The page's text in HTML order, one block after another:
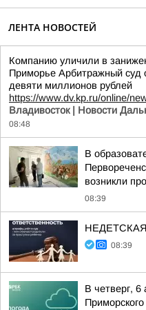
ЛЕНТА НОВОСТЕЙ
Компанию уличили в
Приморье Арбитражный суд
девяти миллионов рублей
https://www.dv.kp.ru/online/
Владивосток | Новости
08:48
В
возникли
08:39
08:39
В четверг, 6